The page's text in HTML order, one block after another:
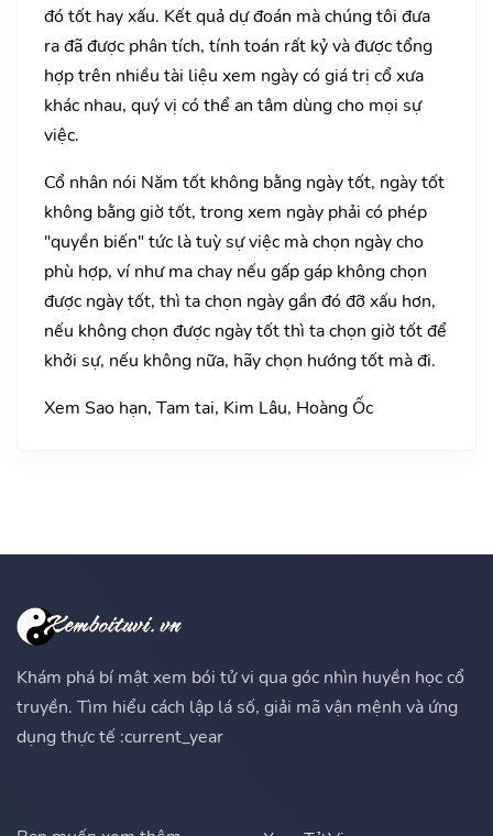
đó tốt hay xấu. Kết quả dự đoán mà chúng tôi đưa
ra đã được phân tích, tính toán rất kỷ và được tổng
hợp trên nhiều tài liệu xem ngày có giá trị cổ xưa
khác nhau, quý vị có thể an tâm dùng cho mọi sự
việc.
Cổ nhân nói Năm tốt không bằng ngày tốt, ngày tốt
không bằng giờ tốt, trong xem ngày phải có phép
"quyền biến" tức là tuỳ sự việc mà chọn ngày cho
phù hợp, ví như ma chay nếu gấp gáp không chọn
được ngày tốt, thì ta chọn ngày gần đó đỡ xấu hơn,
nếu không chọn được ngày tốt thì ta chọn giờ tốt để
khởi sự, nếu không nữa, hãy chọn hướng tốt mà đi.
Xem Sao hạn, Tam tai, Kim Lâu, Hoàng Ốc
Khám phá bí mật xem bói tử vi qua góc nhìn huyền học cổ
truyền. Tìm hiểu cách lập lá số, giải mã vận mệnh và ứng
dụng thực tế :current_year